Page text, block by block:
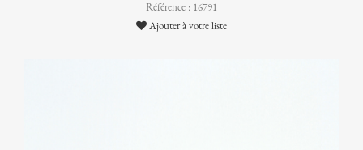
Référence : 16791
Ajouter à votre liste